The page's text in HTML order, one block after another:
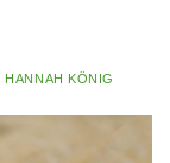
HANNAH KÖNIG